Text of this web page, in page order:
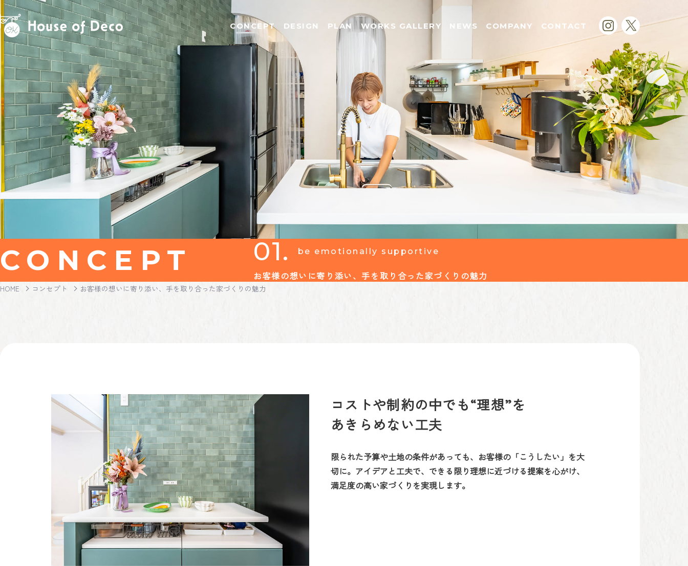
CONCEPT DESIGN PLAN WORKS GALLERY NEWS COMPANY CONTACT
CONCEPT 01. be emotionally supportive
お客様の想いに寄り添い、手を取り合った家づくりの魅力
HOME コンセプト お客様の想いに寄り添い、手を取り合った家づくりの魅力
コストや制約の中でも“理想”を
あきらめない工夫
限られた予算や土地の条件があっても、お客様の「こうしたい」を大
切に。アイデアと工夫で、できる限り理想に近づける提案を心がけ、
満足度の高い家づくりを実現します。